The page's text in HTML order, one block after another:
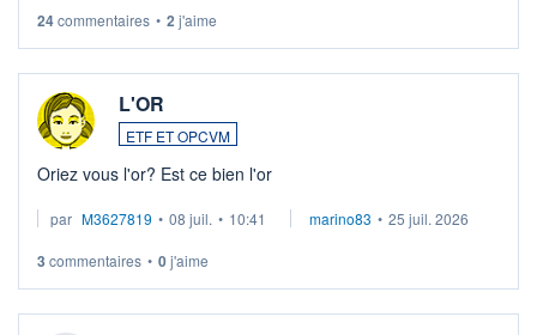
24commentaires • 2 j'aime
L'OR
ETF ET OPCVM
Oriez vous l'or? Est ce bien l'or
par M3627819 • 08 juil. • 10:41 marino83 • 25 juil. 2026
3 commentaires • 0j'aime